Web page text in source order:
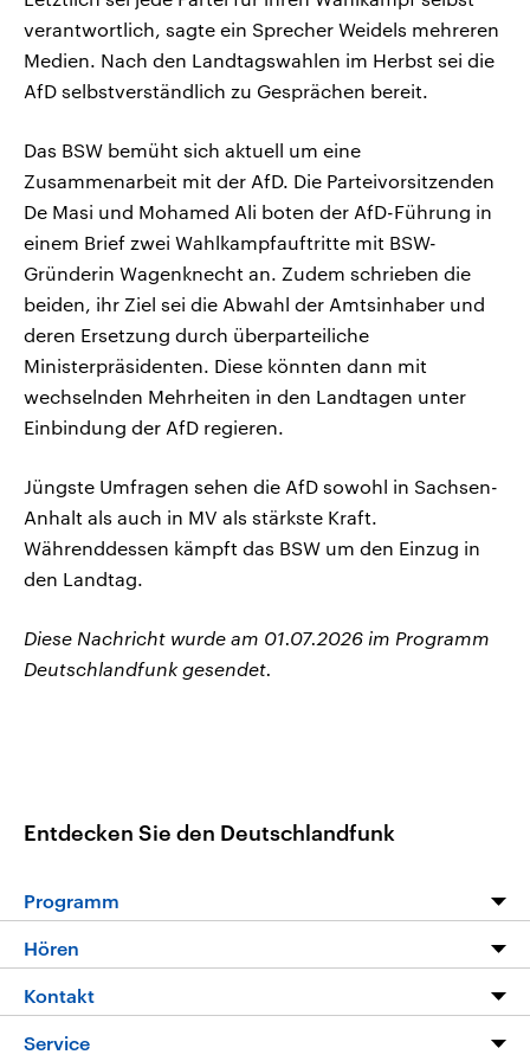
verantwortlich, sagte ein Sprecher Weidels mehreren
Medien. Nach den Landtagswahlen im Herbst sei die
AfD selbstverständlich zu Gesprächen bereit.
Das ​BSW bemüht sich aktuell um eine
Zusammenarbeit mit der AfD. Die Parteivorsitzenden
De Masi und Mohamed Ali boten der AfD-Führung in
einem Brief zwei Wahlkampfauftritte mit BSW-
Gründerin Wagenknecht an. Zudem schrieben die
beiden, ihr Ziel sei die Abwahl der Amtsinhaber ⁠und
deren Ersetzung ⁠durch überparteiliche
Ministerpräsidenten. Diese könnten dann mit
wechselnden Mehrheiten in den Landtagen unter
Einbindung der AfD regieren.
Jüngste Umfragen sehen die AfD sowohl in Sachsen-
Anhalt als auch in MV als stärkste Kraft.
Währenddessen kämpft das BSW um den Einzug in
den Landtag.
Diese Nachricht wurde am 01.07.2026 im Programm
Deutschlandfunk gesendet.
Entdecken Sie den Deutschlandfunk
Programm
Programm
Die Nachrichten
Nachrichtenleicht
Hören
Livestream
Kontakt
Hörerservice
Service